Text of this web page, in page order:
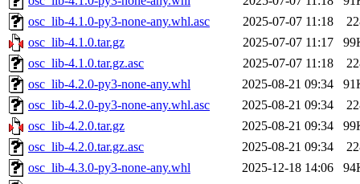
osc_lib-4.1.0-py3-none-any.whl.asc
2025-07-07 11:18
osc_lib-4.1.0.tar.gz
2025-07-07 11:17
osc_lib-4.1.0.tar.gz.asc
2025-07-07 11:18
osc_lib-4.2.0-py3-none-any.whl
2025-08-21 09:34
osc_lib-4.2.0-py3-none-any.whl.asc
2025-08-21 09:34
osc_lib-4.2.0.tar.gz
2025-08-21 09:34
osc_lib-4.2.0.tar.gz.asc
2025-08-21 09:34
osc_lib-4.3.0-py3-none-any.whl
2025-12-18 14:06